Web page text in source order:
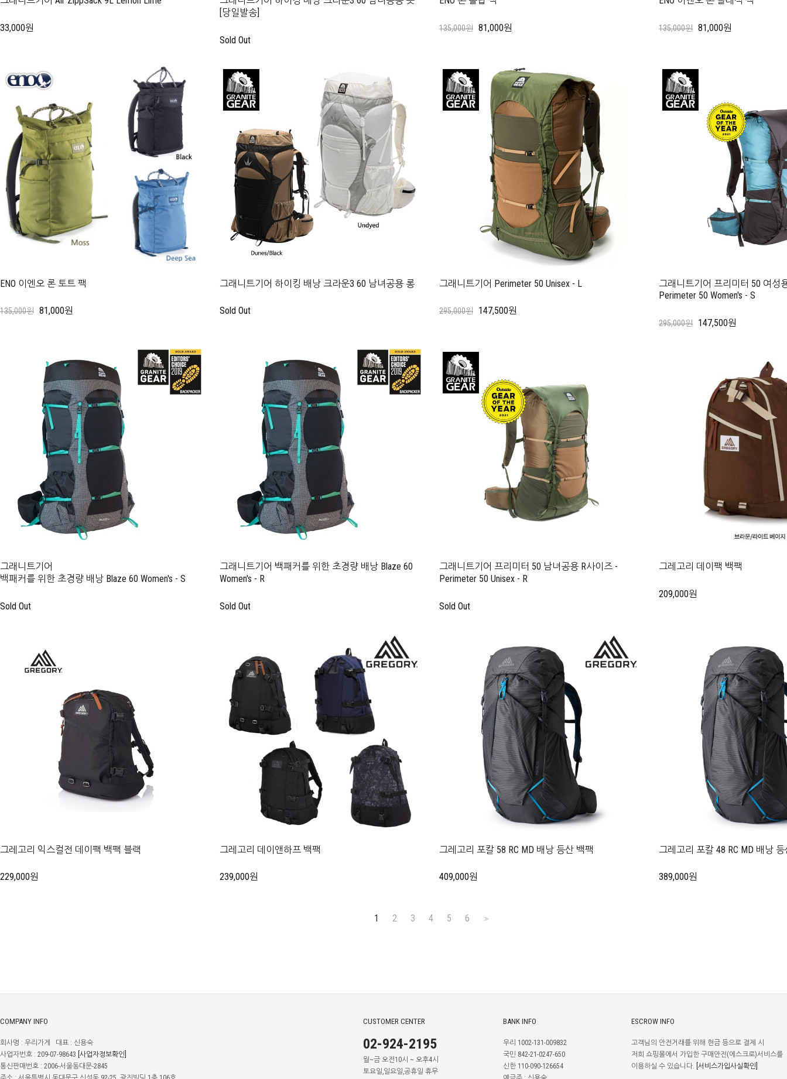
33,000원
[당일발송]
Sold Out
135,000원 81,000원 135,000원 81,000원
ENO 이엔오 론 토트 팩
135,000원 81,000원
그래니트기어 하이킹 배낭 크라운3 60 남녀공용 롱
Sold Out
그래니트기어 Perimeter 50 Unisex - L
295,000원 147,500원
그래니트기어 프리미터 50 여성
Perimeter 50 Women's - S
295,000원 147,500원
그래니트기어
백패커를 위한 초경량 배낭 Blaze 60 Women's - S
Sold Out
그래니트기어 백패커를 위한 초경량 배낭 Blaze 60
Women's - R
Sold Out
그래니트기어 프리미터 50 남녀공용 R사이즈 -
Perimeter 50 Unisex - R
Sold Out
그레고리 데이팩 백팩
209,000원
그레고리 익스컬전 데이팩 백팩 블랙
229,000원
그레고리 데이앤하프 백팩
239,000원
그레고리 포칼 58 RC MD 배낭 등산 백팩
409,000원
그레고리 포칼 48 RC MD 배낭 등
389,000원
1 2 3 4 5 6 >>
COMPANY INFO
회사명 : 우리가게 대표 : 신용숙
사업자번호 : 209-07-98643 [사업자정보확인]
통신판매번호 : 2006-서울동대문-2845
CUSTOMER CENTER
02-924-2195
월~금 오전10시 ~ 오후4시
토요일,일요일,공휴일 휴무
BANK INFO
우리 1002-131-009832
국민 842-21-0247-650
신한 110-090-126654
ESCROW INFO
고객님의 안전거래를 위해 현금 등으로 결제 시
저희 쇼핑몰에서 가입한 구매안전(에스크로)서비스를
이용하실 수 있습니다. [서비스가입사실확인]